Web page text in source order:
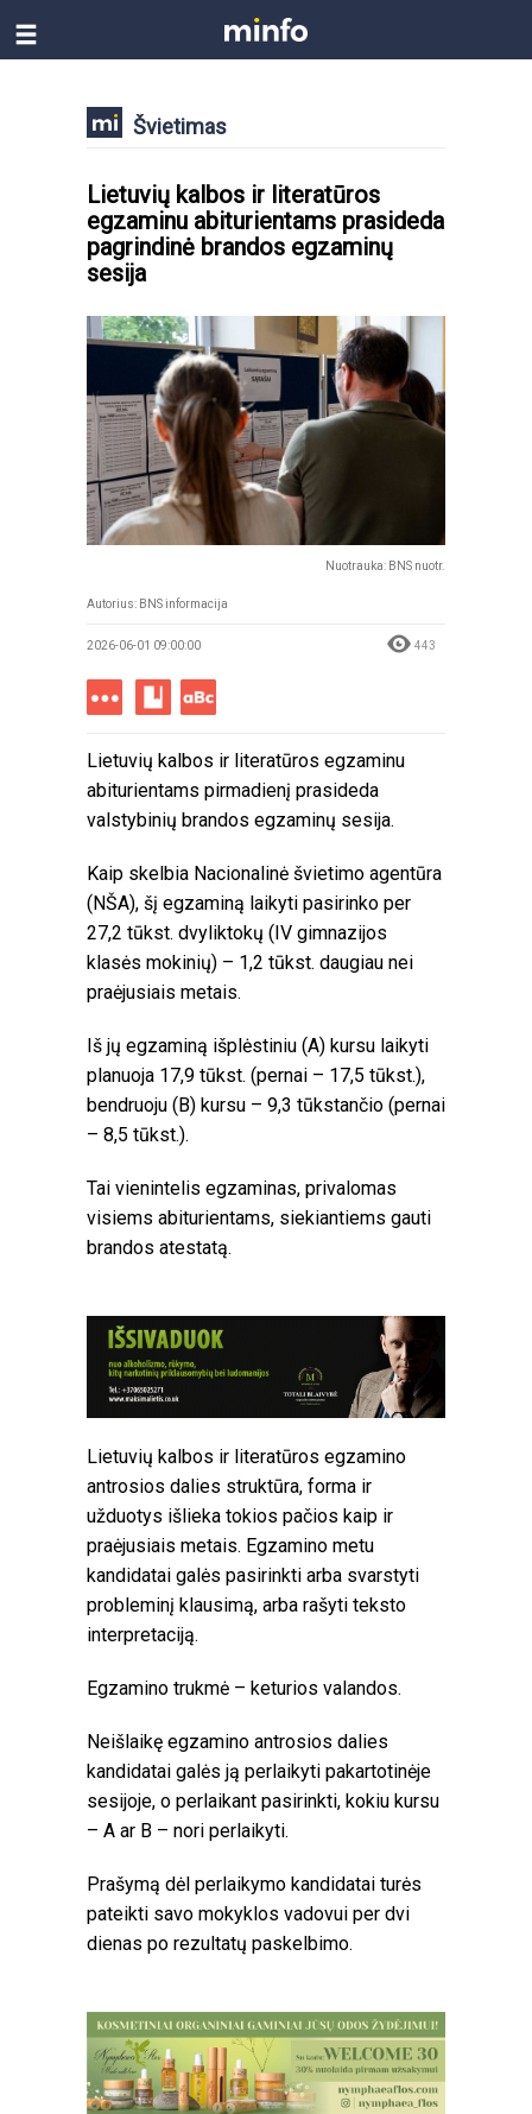
Švietimas
Lietuvių kalbos ir literatūros
egzaminu abiturientams prasideda
pagrindinė brandos egzaminų
sesija
Nuotrauka: BNS nuotr.
Autorius: BNS informacija
2026-06-01 09:00:00 443
Lietuvių kalbos ir literatūros egzaminu
abiturientams pirmadienį prasideda
valstybinių brandos egzaminų sesija.
Kaip skelbia Nacionalinė švietimo agentūra
(NŠA), šį egzaminą laikyti pasirinko per
27,2 tūkst. dvyliktokų (IV gimnazijos
klasės mokinių) – 1,2 tūkst. daugiau nei
praėjusiais metais.
Iš jų egzaminą išplėstiniu (A) kursu laikyti
planuoja 17,9 tūkst. (pernai – 17,5 tūkst.),
bendruoju (B) kursu – 9,3 tūkstančio (pernai
– 8,5 tūkst.).
Tai vienintelis egzaminas, privalomas
visiems abiturientams, siekiantiems gauti
brandos atestatą.
Lietuvių kalbos ir literatūros egzamino
antrosios dalies struktūra, forma ir
užduotys išlieka tokios pačios kaip ir
praėjusiais metais. Egzamino metu
kandidatai galės pasirinkti arba svarstyti
probleminį klausimą, arba rašyti teksto
interpretaciją.
Egzamino trukmė – keturios valandos.
Neišlaikę egzamino antrosios dalies
kandidatai galės ją perlaikyti pakartotinėje
sesijoje, o perlaikant pasirinkti, kokiu kursu
– A ar B – nori perlaikyti.
Prašymą dėl perlaikymo kandidatai turės
pateikti savo mokyklos vadovui per dvi
dienas po rezultatų paskelbimo.